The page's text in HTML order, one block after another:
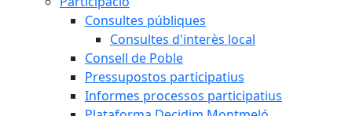
Consultes públiques
Consultes d'interès local
Consell de Poble
Pressupostos participatius
Informes processos participatius